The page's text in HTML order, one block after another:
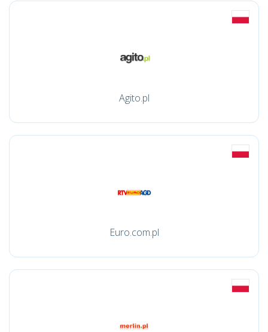
Agito.pl
Euro.com.pl